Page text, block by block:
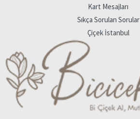
Kart Mesajları
Sıkça Sorulan Sorular
Çiçek İstanbul